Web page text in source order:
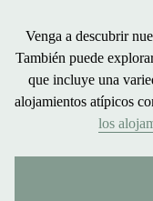
Venga a descubrir
También puede
que incluye una
alojamientos atípicos
los